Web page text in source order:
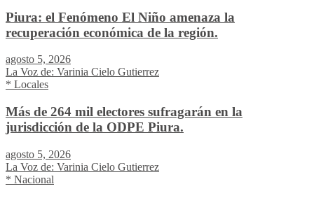
Piura: el Fenómeno El Niño amenaza la
recuperación económica de la región.
agosto 5, 2026
La Voz de: Varinia Cielo Gutierrez
* Locales
Más de 264 mil electores sufragarán en la
jurisdicción de la ODPE Piura.
agosto 5, 2026
La Voz de: Varinia Cielo Gutierrez
* Nacional